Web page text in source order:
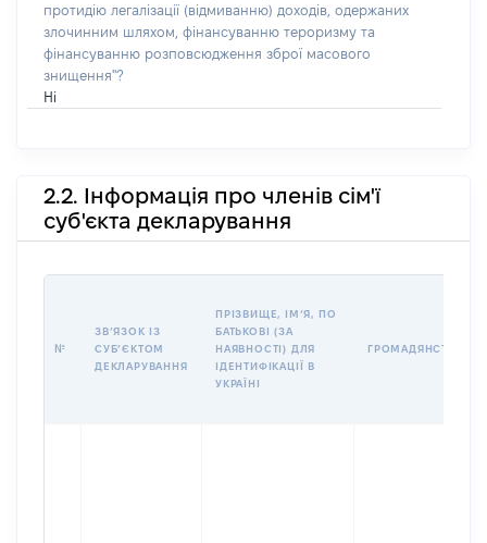
протидію легалізації (відмиванню) доходів, одержаних
злочинним шляхом, фінансуванню тероризму та
фінансуванню розповсюдження зброї масового
знищення"?
Ні
2.2. Інформація про членів сім'ї
суб'єкта декларування
№
ЗВʼЯЗОК ІЗ
СУБʼЄКТОМ
ДЕКЛАРУВАННЯ
ПРІЗВИЩЕ, ІМʼЯ, ПО
БАТЬКОВІ (ЗА
НАЯВНОСТІ) ДЛЯ
ІДЕНТИФІКАЦІЇ В
УКРАЇНІ
ГРОМАДЯНСТВО